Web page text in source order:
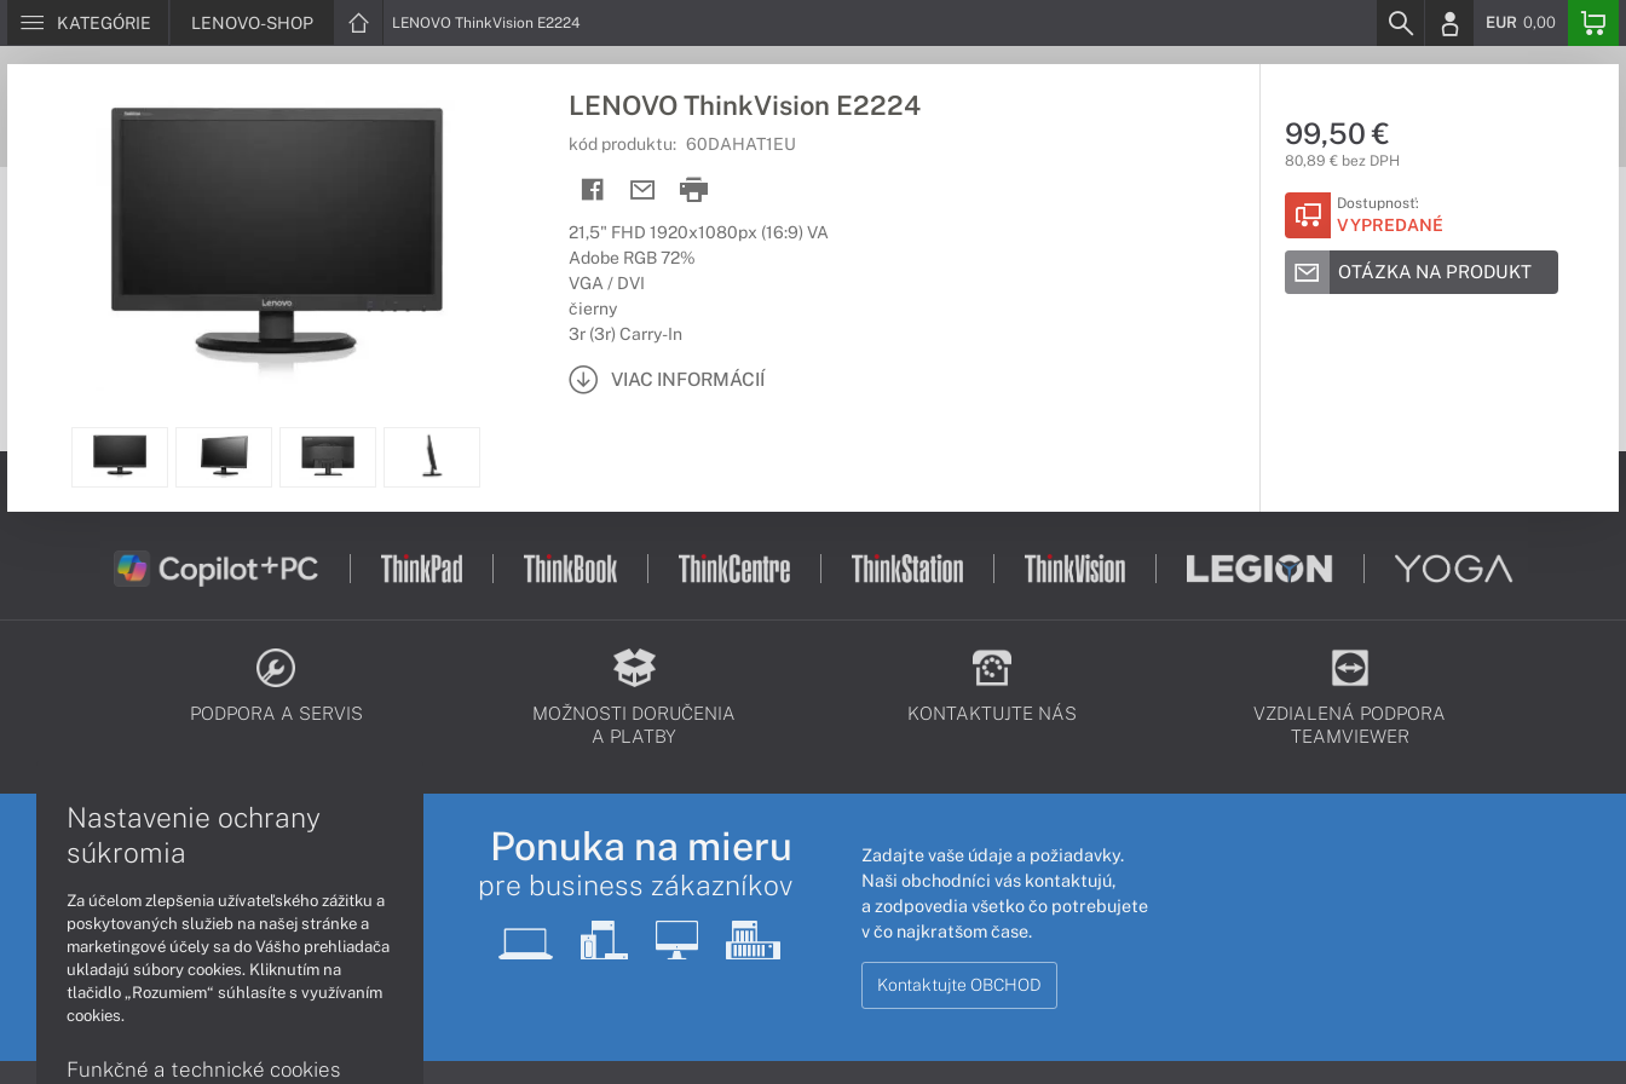
KATEGÓRIE LENOVO-SHOP LENOVO ThinkVision E2224 EUR 0,00
LENOVO ThinkVision E2224
kód produktu: 60DAHAT1EU
21,5" FHD 1920x1080px (16:9) VA
Adobe RGB 72%
VGA / DVI
čierny
3r (3r) Carry-In
VIAC INFORMÁCIÍ
99,50 €
80,89 € bez DPH
Dostupnosť:
VYPREDANÉ
OTÁZKA NA PRODUKT
PODPORA A SERVIS
MOŽNOSTI DORUČENIA
A PLATBY
KONTAKTUJTE NÁS
VZDIALENÁ PODPORA
TEAMVIEWER
Ponuka na mieru
pre business zákazníkov
Zadajte vaše údaje a požiadavky.
Naši obchodníci vás kontaktujú,
a zodpovedia všetko čo potrebujete
v čo najkratšom čase.
Kontaktujte OBCHOD
Nastavenie ochrany
súkromia
Za účelom zlepšenia užívateľského zážitku a
poskytovaných služieb na našej stránke a
marketingové účely sa do Vášho prehliadača
ukladajú súbory cookies. Kliknutím na
tlačidlo „Rozumiem“ súhlasíte s využívaním
cookies.
Funkčné a technické cookies